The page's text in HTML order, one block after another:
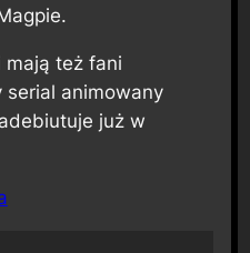
mają też fani
serial animowany
już w